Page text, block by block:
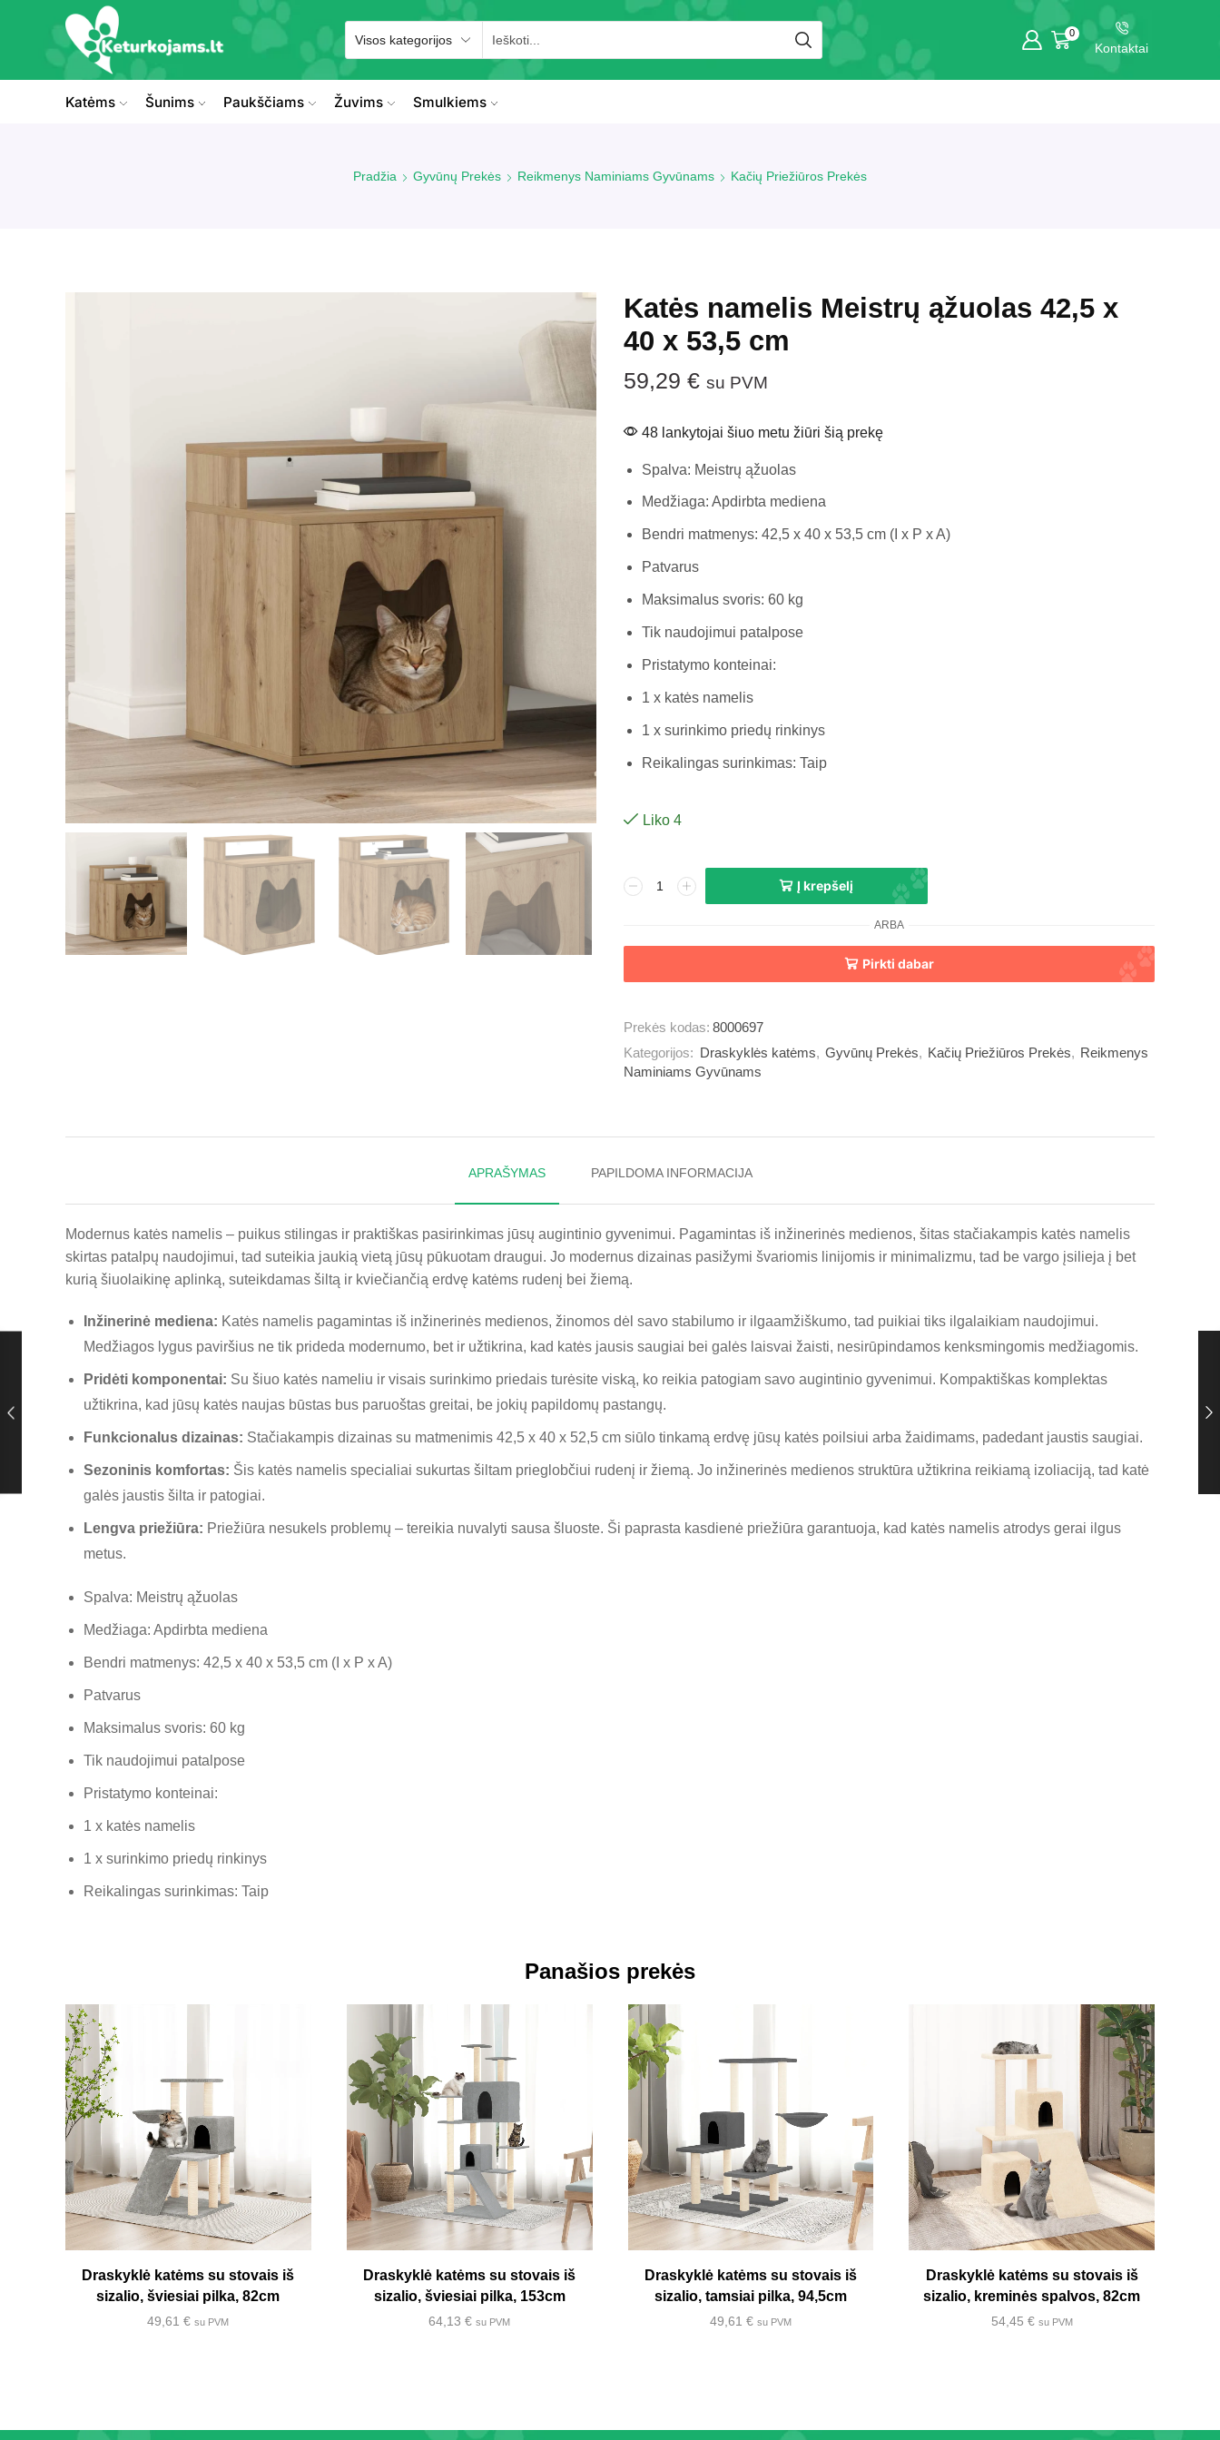
0
Kontaktai
Katėms Šunims Paukščiams Žuvims Smulkiems
Pradžia Gyvūnų Prekės Reikmenys Naminiams Gyvūnams Kačių Priežiūros Prekės
Katės namelis Meistrų ąžuolas 42,5 x
40 x 53,5 cm
59,29 € su PVM
48 lankytojai šiuo metu žiūri šią prekę
Spalva: Meistrų ąžuolas
Medžiaga: Apdirbta mediena
Bendri matmenys: 42,5 x 40 x 53,5 cm (I x P x A)
Patvarus
Maksimalus svoris: 60 kg
Tik naudojimui patalpose
Pristatymo konteinai:
1 x katės namelis
1 x surinkimo priedų rinkinys
Reikalingas surinkimas: Taip
Liko 4
Į krepšelį
ARBA
Pirkti dabar
Prekės kodas: 8000697
Kategorijos:
Draskyklės katėms, Gyvūnų Prekės, Kačių Priežiūros Prekės, Reikmenys
Naminiams Gyvūnams
APRAŠYMAS PAPILDOMA INFORMACIJA
Modernus katės namelis – puikus stilingas ir praktiškas pasirinkimas jūsų augintinio gyvenimui. Pagamintas iš inžinerinės medienos, šitas stačiakampis katės namelis
skirtas patalpų naudojimui, tad suteikia jaukią vietą jūsų pūkuotam draugui. Jo modernus dizainas pasižymi švariomis linijomis ir minimalizmu, tad be vargo įsilieja į bet
kurią šiuolaikinę aplinką, suteikdamas šiltą ir kviečiančią erdvę katėms rudenį bei žiemą.
Inžinerinė mediena: Katės namelis pagamintas iš inžinerinės medienos, žinomos dėl savo stabilumo ir ilgaamžiškumo, tad puikiai tiks ilgalaikiam naudojimui.
Medžiagos lygus paviršius ne tik prideda modernumo, bet ir užtikrina, kad katės jausis saugiai bei galės laisvai žaisti, nesirūpindamos kenksmingomis medžiagomis.
Pridėti komponentai: Su šiuo katės nameliu ir visais surinkimo priedais turėsite viską, ko reikia patogiam savo augintinio gyvenimui. Kompaktiškas komplektas
užtikrina, kad jūsų katės naujas būstas bus paruoštas greitai, be jokių papildomų pastangų.
Funkcionalus dizainas: Stačiakampis dizainas su matmenimis 42,5 x 40 x 52,5 cm siūlo tinkamą erdvę jūsų katės poilsiui arba žaidimams, padedant jaustis saugiai.
Sezoninis komfortas: Šis katės namelis specialiai sukurtas šiltam prieglobčiui rudenį ir žiemą. Jo inžinerinės medienos struktūra užtikrina reikiamą izoliaciją, tad katė
galės jaustis šilta ir patogiai.
Lengva priežiūra: Priežiūra nesukels problemų – tereikia nuvalyti sausa šluoste. Ši paprasta kasdienė priežiūra garantuoja, kad katės namelis atrodys gerai ilgus
metus.
Spalva: Meistrų ąžuolas
Medžiaga: Apdirbta mediena
Bendri matmenys: 42,5 x 40 x 53,5 cm (I x P x A)
Patvarus
Maksimalus svoris: 60 kg
Tik naudojimui patalpose
Pristatymo konteinai:
1 x katės namelis
1 x surinkimo priedų rinkinys
Reikalingas surinkimas: Taip
Panašios prekės
Draskyklė katėms su stovais iš
sizalio, šviesiai pilka, 82cm
49,61€ su PVM
Draskyklė katėms su stovais iš
sizalio, šviesiai pilka, 153cm
64,13€ su PVM
Draskyklė katėms su stovais iš
sizalio, tamsiai pilka, 94,5cm
49,61 € su PVM
Draskyklė katėms su stovais iš
sizalio, kreminės spalvos, 82cm
54,45 € su PVM